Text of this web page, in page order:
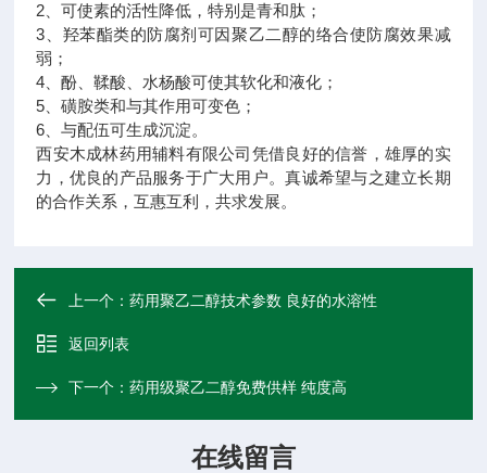
2、可使素的活性降低，特别是青和肽；
3、羟苯酯类的防腐剂可因聚乙二醇的络合使防腐效果减
弱；
4、酚、鞣酸、水杨酸可使其软化和液化；
5、磺胺类和与其作用可变色；
6、与配伍可生成沉淀。
西安木成林药用辅料有限公司凭借良好的信誉，雄厚的实
力，优良的产品服务于广大用户。真诚希望与之建立长期
的合作关系，互惠互利，共求发展。
上一个：药用聚乙二醇技术参数 良好的水溶性
返回列表
下一个：药用级聚乙二醇免费供样 纯度高
在线留言